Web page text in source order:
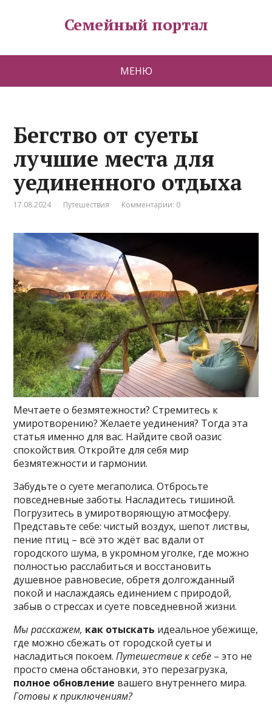
Семейный портал
МЕНЮ
Бегство от суеты
лучшие места для
уединенного отдыха
17.08.2024 Путешествия Комментарии: 0
Мечтаете о безмятежности? Стремитесь к
умиротворению? Желаете уединения? Тогда эта
статья именно для вас. Найдите свой оазис
спокойствия. Откройте для себя мир
безмятежности и гармонии.
Забудьте о суете мегаполиса. Отбросьте
повседневные заботы. Насладитесь тишиной.
Погрузитесь в умиротворяющую атмосферу.
Представьте себе: чистый воздух, шепот листвы,
пение птиц – всё это ждёт вас вдали от
городского шума, в укромном уголке, где можно
полностью расслабиться и восстановить
душевное равновесие, обретя долгожданный
покой и наслаждаясь единением с природой,
забыв о стрессах и суете повседневной жизни.
Мы расскажем, как отыскать идеальное убежище,
где можно сбежать от городской суеты и
насладиться покоем.Путешествие к себе – это не
просто смена обстановки, это перезагрузка,
полное обновление вашего внутреннего мира.
Готовы к приключениям?